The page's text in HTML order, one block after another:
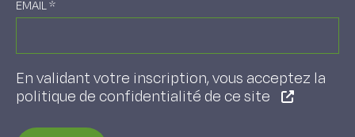
EMAIL*
En validant votre inscription, vous acceptez la
politique de confidentialité de ce site